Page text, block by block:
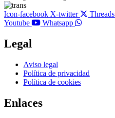
Icon-facebook X-twitter Threads
Youtube
Whatsapp
Legal
Main
Menu
Aviso legal
Política de privacidad
Política de cookies
Enlaces